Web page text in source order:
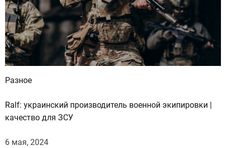
Разное
Ralf: украинский производитель военной экипировки |
качество для ЗСУ
6 мая, 2024